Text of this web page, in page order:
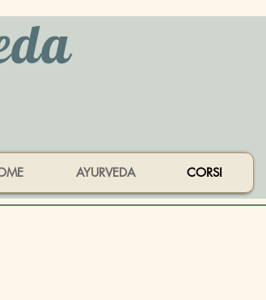
AYURVEDA CORSI